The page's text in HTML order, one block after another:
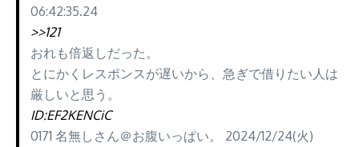
06:42:35.24
>>121
おれも倍返しだった。
とにかくレスポンスが遅いから、急ぎで借りたい人は
厳しいと思う。
ID:EF2KENCiC
0171 名無しさん＠お腹いっぱい。 2024/12/24(火)